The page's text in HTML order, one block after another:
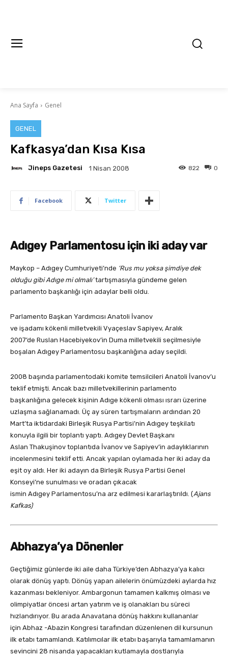
Ana Sayfa Genel
GENEL
Kafkasya’dan Kısa Kısa
Jineps Gazetesi 1 Nisan 2008 0
822
Facebook Twitter
Adıgey Parlamentosu için iki aday var
Maykop – Adıgey Cumhuriyeti’nde ‘Rus mu yoksa şimdiye dek
olduğu gibi Adıge mi olmalı’tartışmasıyla gündeme gelen
parlamento başkanlığı için adaylar belli oldu.
Parlamento Başkan Yardımcısı Anatoli İvanov
ve işadamı kökenli milletvekili Vyaçeslav Sapiyev, Aralık
2007’de Ruslan Hacebiyekov’in Duma milletvekili seçilmesiyle
boşalan Adıgey Parlamentosu başkanlığına aday seçildi.
2008 başında parlamentodaki komite temsilcileri Anatoli İvanov’u
teklif etmişti. Ancak bazı milletvekillerinin parlamento
başkanlığına gelecek kişinin Adıge kökenli olması ısrarı üzerine
uzlaşma sağlanamadı. Üç ay süren tartışmaların ardından 20
Mart’ta iktidardaki Birleşik Rusya Partisi’nin Adıgey teşkilatı
konuyla ilgili bir toplantı yaptı. Adıgey Devlet Başkanı
Aslan Thakuşinov toplantıda İvanov ve Sapiyev’in adaylıklarının
incelenmesini teklif etti. Ancak yapılan oylamada her iki aday da
eşit oy aldı. Her iki adayın da Birleşik Rusya Partisi Genel
Konseyi’ne sunulması ve oradan çıkacak
ismin Adıgey Parlamentosu’na arz edilmesi kararlaştırıldı. (Ajans
Kafkas)
Abhazya’ya Dönenler
Geçtiğimiz günlerde iki aile daha Türkiye’den Abhazya’ya kalıcı
olarak dönüş yaptı. Dönüş yapan ailelerin önümüzdeki aylarda hız
kazanması bekleniyor. Ambargonun tamamen kalkmış olması ve
olimpiyatlar öncesi artan yatırım ve iş olanakları bu süreci
hızlandırıyor. Bu arada Anavatana dönüş hakkını kullananlar
için Abhaz -Abazin Kongresi tarafından düzenlenen dil kursunun
ilk etabı tamamlandı. Katılımcılar ilk etabı başarıyla tamamlamanın
sevincini 28 nisanda yapacakları kutlamayla dostlarıyla